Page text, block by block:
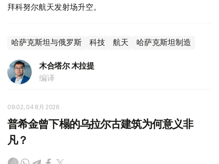
拜科努尔航天发射场升空。
哈萨克斯坦与俄罗斯 科技 航天 哈萨克斯坦制造
木合塔尔 木拉提
编译
09:02, 04 8月 2026
普希金曾下榻的乌拉尔古建筑为何意义非
凡？